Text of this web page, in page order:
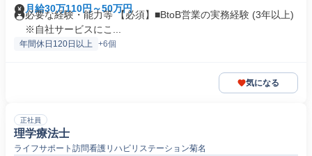
月給30万110円～50万円
必要な経験・能力等 【必須】■BtoB営業の実務経験 (3年以上)
※自社サービスにこ...
年間休日120日以上 +6個
気になる
正社員
理学療法士
ライフサポート訪問看護リハビリステーション菊名